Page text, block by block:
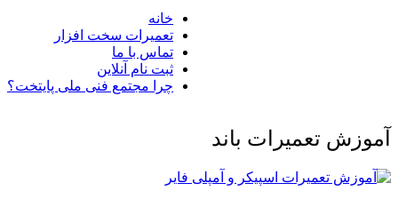
خانه
تعمیرات سخت افزار
تماس با ما
ثبت نام آنلاین
چرا مجتمع فنی ملی پایتخت؟
آموزش تعمیرات باند